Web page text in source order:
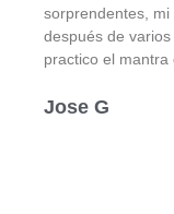
sorprendentes,
después de
practico el mantra
Jose G